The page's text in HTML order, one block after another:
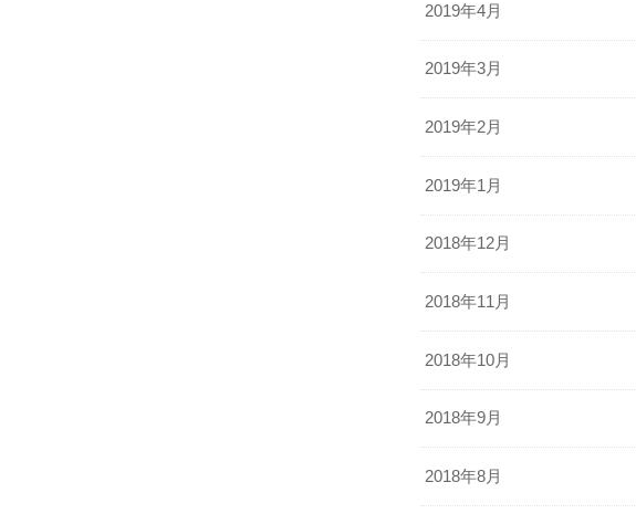
2019年4月
2019年3月
2019年2月
2019年1月
2018年12月
2018年11月
2018年10月
2018年9月
2018年8月